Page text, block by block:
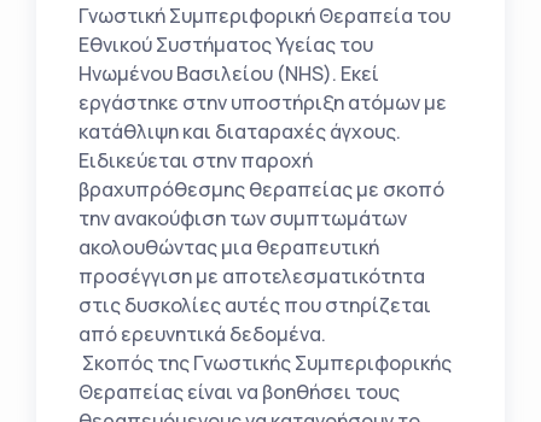
Γνωστική Συμπεριφορική Θεραπεία του
Εθνικού Συστήματος Υγείας του
Ηνωμένου Βασιλείου (NHS). Εκεί
εργάστηκε στην υποστήριξη ατόμων με
κατάθλιψη και διαταραχές άγχους.
Ειδικεύεται στην παροχή
βραχυπρόθεσμης θεραπείας με σκοπό
την ανακούφιση των συμπτωμάτων
ακολουθώντας μια θεραπευτική
προσέγγιση με αποτελεσματικότητα
στις δυσκολίες αυτές που στηρίζεται
από ερευνητικά δεδομένα.
Σκοπός της Γνωστικής Συμπεριφορικής
Θεραπείας είναι να βοηθήσει τους